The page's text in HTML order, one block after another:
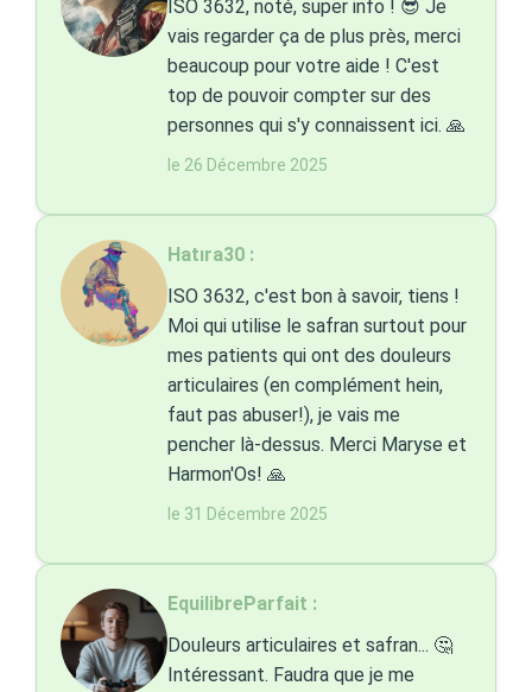
ISO 3632, noté, super info ! 😎 Je
vais regarder ça de plus près, merci
beaucoup pour votre aide ! C'est
top de pouvoir compter sur des
personnes qui s'y connaissent ici. 🙏
le 26 Décembre 2025
Hatıra30 :
ISO 3632, c'est bon à savoir, tiens !
Moi qui utilise le safran surtout pour
mes patients qui ont des douleurs
articulaires (en complément hein,
faut pas abuser!), je vais me
pencher là-dessus. Merci Maryse et
Harmon'Os! 🙏
le 31 Décembre 2025
EquilibreParfait :
Douleurs articulaires et safran... 🤔
Intéressant. Faudra que je me